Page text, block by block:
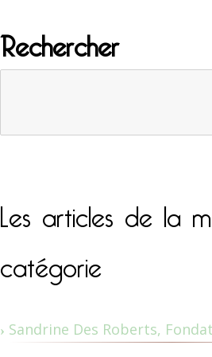
Rechercher
Les articles de la
catégorie
Sandrine Des Roberts,